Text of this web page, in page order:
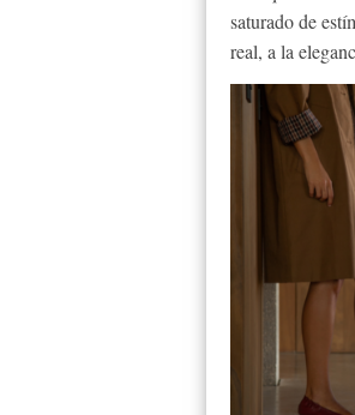
saturado de
real, a la